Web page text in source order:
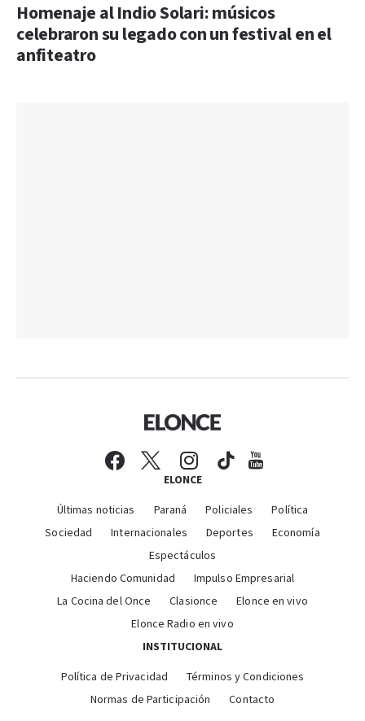
Homenaje al Indio Solari: músicos
celebraron su legado con un festival en el
anfiteatro
ELONCE
Últimas noticias Paraná Policiales
Política
Sociedad
Internacionales Deportes
Economía
Espectáculos
Haciendo Comunidad
Impulso Empresarial
La Cocina del Once
Clasionce
Elonce en vivo
Elonce Radio en vivo
INSTITUCIONAL
Política de Privacidad
Términos y Condiciones
Normas de Participación
Contacto